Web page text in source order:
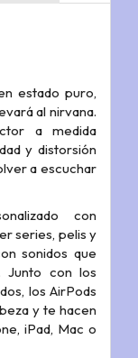
estado puro,
al nirvana.
a medida
y distorsión
a escuchar
con
series, pelis y
sonidos que
Junto con los
los AirPods
y te hacen
iPad, Mac o